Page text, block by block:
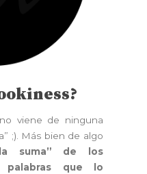
no viene de ninguna
;). Más bien de algo
la suma” de los
palabras que lo